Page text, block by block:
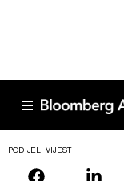
PODIJELI VIJEST